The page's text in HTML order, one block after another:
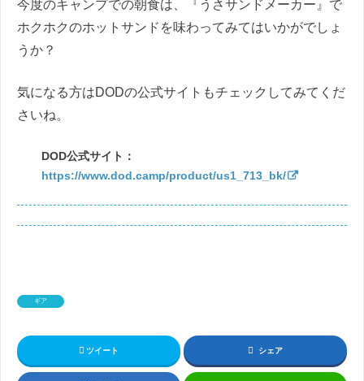
今度のキャンプでの朝食は、『うさサンドメーカー』で
ホクホクのホットサンドを味わってみてはいかがでしょ
うか？
気になる方はDODの公式サイトもチェックしてみてくだ
さいね。
DOD公式サイト：
https://www.dod.camp/product/us1_713_bk/
ギア
ツイート シェア